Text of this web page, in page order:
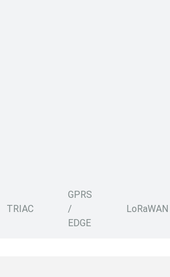
TRIAC
GPRS
/
EDGE
LoRaWAN